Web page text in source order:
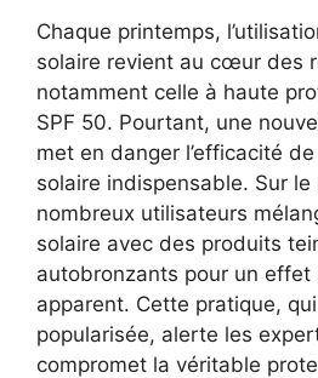
Chaque printemps,
solaire revient au cœur des
notamment celle à haute
SPF 50. Pourtant, une
met en danger l’efficacité
solaire indispensable. Sur
nombreux utilisateurs
solaire avec des produits
autobronzants pour un effet
apparent. Cette pratique,
popularisée, alerte les
compromet la véritable